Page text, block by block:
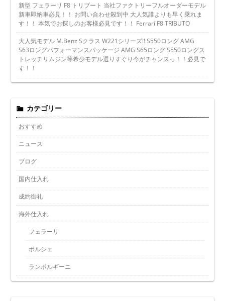
新型 フェラーリ F8 トリブート 当社ファクトリーフルオーダーモデル
新車即納車必見！！ お問い合わせ殺到中 大人気誰よりも早く乗れま
す！！ 本気でお探しのお客様必見です！！ Ferrari F8 TRIBUTO
大人気モデル M.Benz Sクラス W221シリーズ!! S550ロング AMG
S63ロングパフォーマンスパッケージ AMG S65ロング S550ロングス
トレッチリムジン等希少モデル選りすぐり今がチャンスっ！！必見で
す！！
カテゴリー
おすすめ
ニュース
ブログ
国内仕入れ
成約御礼
海外仕入れ
フェラーリ
ポルシェ
ランボルギーニ